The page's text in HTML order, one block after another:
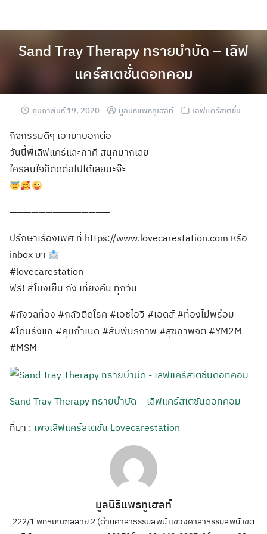
Sand Tray Therapy ทรายบำบัด – เลิฟ
แคร์สเตชั่นดอทคอม
กุมภาพันธ์ 19, 2020 มูลนิธิแพธทูเฮลท์ เลิฟแคร์สเตชั่น
กิจกรรมดีๆ เอามาบอกต่อ
วันนี้พี่เลิฟแคร์และภาคี สนุกมากเลย
ใครสนใจก็ติดต่อไปได้เลยนะจ๊ะ
——————————————
ปรึกษาเรื่องเพศ ที่ https://www.lovecarestation.com หรือ
inbox มา
#lovecarestation
ฟรี! สี่โมงเย็น ถึง เที่ยงคืน ทุกวัน
#กังวลท้อง #กลัวติดโรค #เอชไอวี #เอดส์ #ท้องไม่พร้อม
#โดนรังแก #คุมกำเนิด #สัมพันธภาพ #สุขภาพจิต #YM2M
#MSM
Sand Tray Therapy ทรายบำบัด – เลิฟแคร์สเตชั่นดอทคอม
ที่มา : เพจเลิฟแคร์สเตชั่น Lovecarestation
มูลนิธิแพธทูเฮลท์
222/1 พุทธมณฑลสาย 2 (ด้านศาลาธรรมสพน์ แขวงศาลาธรรมสพน์ เขต